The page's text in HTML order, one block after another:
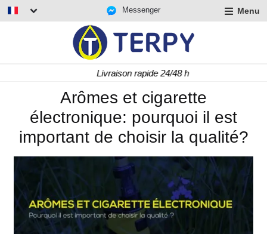
Messenger Menu
Livraison rapide 24/48 h
Arômes et cigarette
électronique: pourquoi il est
important de choisir la qualité?